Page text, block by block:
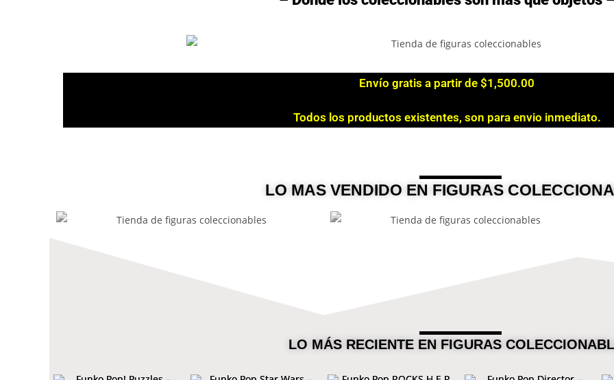
Envío gratis a partir de $1,500.00
Todos los productos existentes, son para envio inmediato.
LO MAS VENDIDO EN FIGURAS
Ver coleccion.
LO MÁS RECIENTE EN FIGURAS